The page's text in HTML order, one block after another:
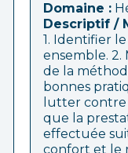
Domaine :
Descriptif /
1. Identifier
ensemble.
de la
bonnes
lutter contre
que la
effectuée
confort et le